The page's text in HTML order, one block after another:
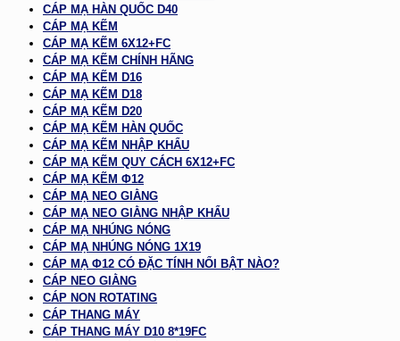
CÁP MẠ HÀN QUỐC D40
CÁP MẠ KẼM
CÁP MẠ KẼM 6X12+FC
CÁP MẠ KẼM CHÍNH HÃNG
CÁP MẠ KẼM D16
CÁP MẠ KẼM D18
CÁP MẠ KẼM D20
CÁP MẠ KẼM HÀN QUỐC
CÁP MẠ KẼM NHẬP KHẨU
CÁP MẠ KẼM QUY CÁCH 6X12+FC
CÁP MẠ KẼM Φ12
CÁP MẠ NEO GIẰNG
CÁP MẠ NEO GIẰNG NHẬP KHẨU
CÁP MẠ NHÚNG NÓNG
CÁP MẠ NHÚNG NÓNG 1X19
CÁP MẠ Φ12 CÓ ĐẶC TÍNH NỔI BẬT NÀO?
CÁP NEO GIẰNG
CÁP NON ROTATING
CÁP THANG MÁY
CÁP THANG MÁY D10 8*19FC